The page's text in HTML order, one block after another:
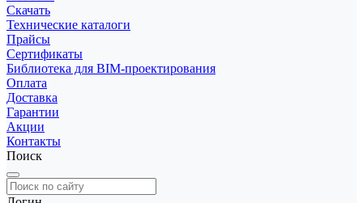
Скачать
Технические каталоги
Прайсы
Сертификаты
Библиотека для BIM-проектирования
Оплата
Доставка
Гарантии
Акции
Контакты
Поиск